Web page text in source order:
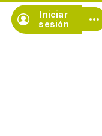
Iniciar
sesión